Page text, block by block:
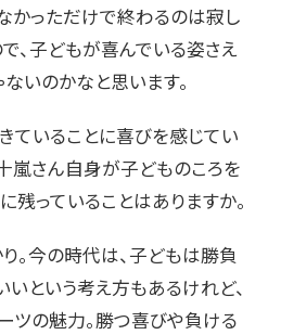
かっただけで終わるのは寂し
、子どもが喜んでいる姿さえ
いのかなと思います。
きていることに喜びを感じてい
嵐さん自身が子どものころを
残っていることはありますか。
。今の時代は、子どもは勝負
という考え方もあるけれど、
ツの魅力。勝つ喜びや負ける